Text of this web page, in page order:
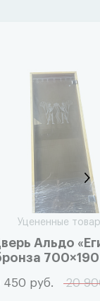
Уцененные
Альдо «
450 руб. 20